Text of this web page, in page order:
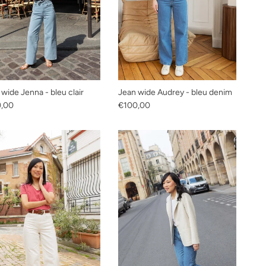
Jenna - bleu clair
Jean wide Audrey - bleu denim
Prix habituel
€100,00